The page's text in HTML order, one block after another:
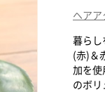
ヘア
暮らし
(赤)＆
加を
のボリ